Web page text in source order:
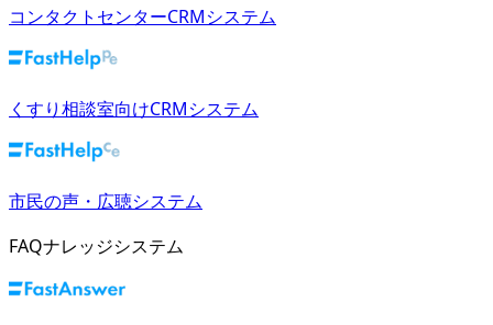
コンタクトセンターCRMシステム
くすり相談室向けCRMシステム
市民の声・広聴システム
FAQナレッジシステム